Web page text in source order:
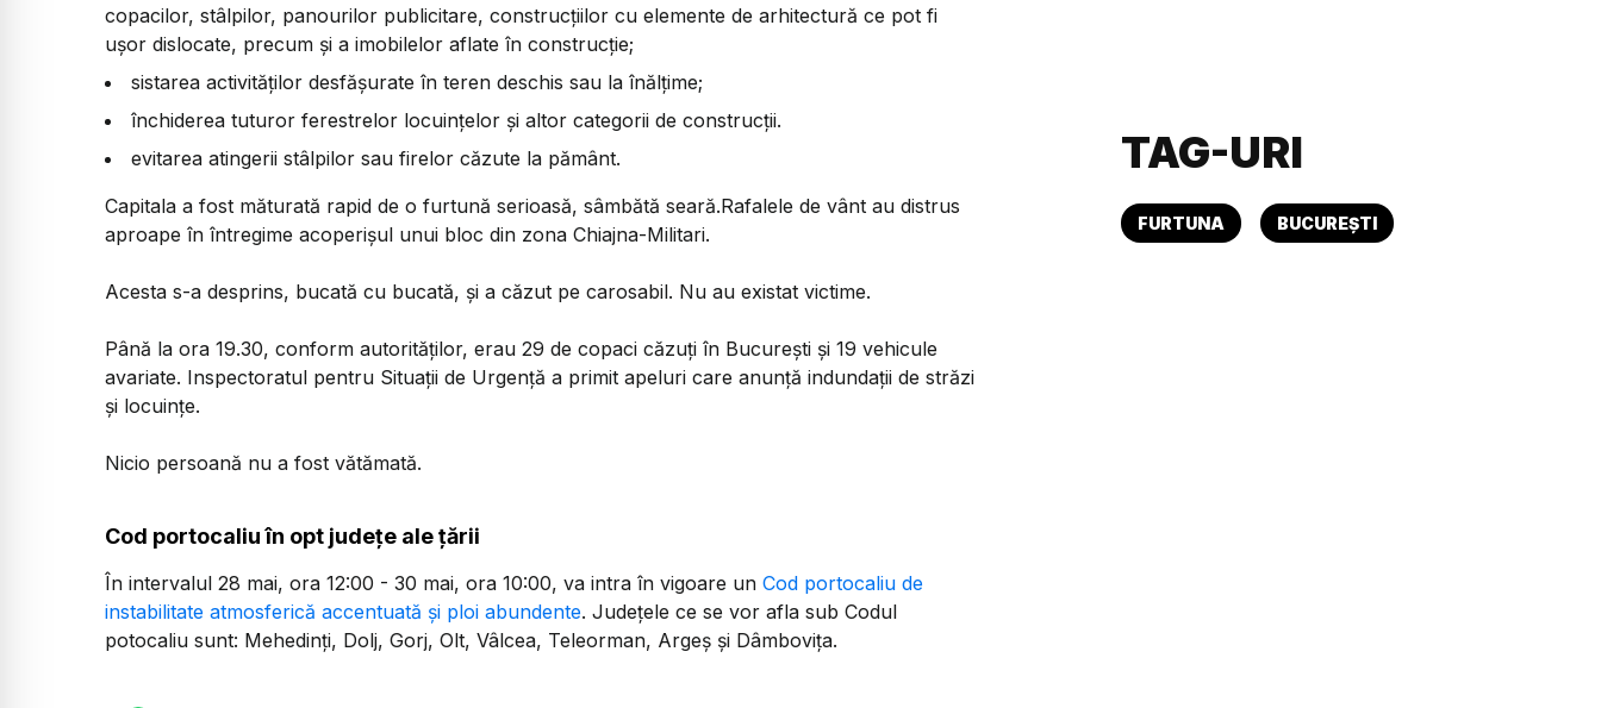
copacilor, stâlpilor, panourilor publicitare, construcţiilor cu elemente de arhitectură ce pot fi
uşor dislocate, precum şi a imobilelor aflate în construcţie;
sistarea activităţilor desfăşurate în teren deschis sau la înălţime;
închiderea tuturor ferestrelor locuinţelor şi altor categorii de construcţii.
evitarea atingerii stâlpilor sau firelor căzute la pământ.
Capitala a fost măturată rapid de o furtună serioasă, sâmbătă seară.Rafalele de vânt au distrus
aproape în întregime acoperișul unui bloc din zona Chiajna-Militari.
Acesta s-a desprins, bucată cu bucată, și a căzut pe carosabil. Nu au existat victime.
Până la ora 19.30, conform autorităților, erau 29 de copaci căzuți în București și 19 vehicule
avariate. Inspectoratul pentru Situații de Urgență a primit apeluri care anunță indundații de străzi
și locuințe.
Nicio persoană nu a fost vătămată.
Cod portocaliu în opt județe ale țării
În intervalul 28 mai, ora 12:00 - 30 mai, ora 10:00, va intra în vigoare un Cod portocaliu de
instabilitate atmosferică accentuată şi ploi abundente. Judeţele ce se vor afla sub Codul
potocaliu sunt: Mehedinți, Dolj, Gorj, Olt, Vâlcea, Teleorman, Argeș și Dâmbovița.
TAG-URI
FURTUNA BUCUREȘTI